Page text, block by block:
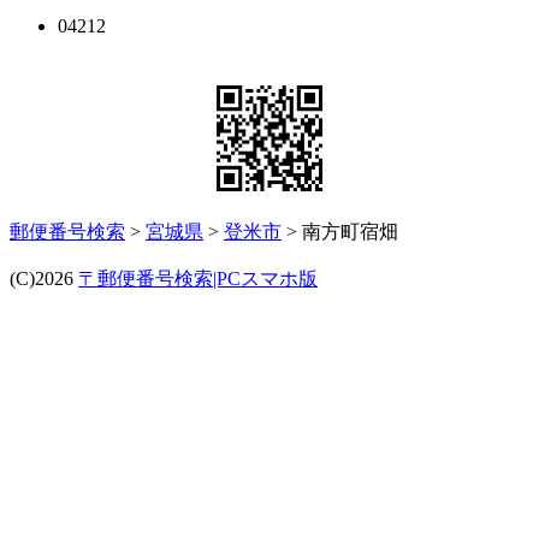
04212
郵便番号検索 > 宮城県 > 登米市 > 南方町宿畑
(C)2026 〒郵便番号検索|PCスマホ版